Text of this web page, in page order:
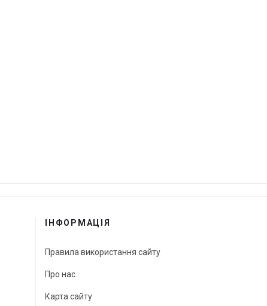
ІНФОРМАЦІЯ
Правила використання сайту
Про нас
Карта сайту